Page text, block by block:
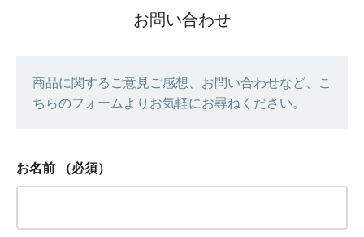
お問い合わせ
商品に関するご意見ご感想、お問い合わせなど、こ
ちらのフォームよりお気軽にお尋ねください。
お名前 （必須）